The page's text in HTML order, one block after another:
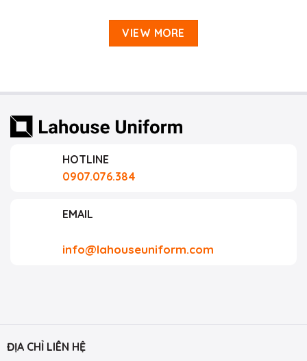
VIEW MORE
HOTLINE
0907.076.384
EMAIL
info@lahouseuniform.com
ĐỊA CHỈ LIÊN HỆ